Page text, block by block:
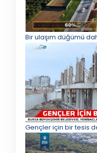
Bir ulaşım düğümü
Gençler için bir tesis